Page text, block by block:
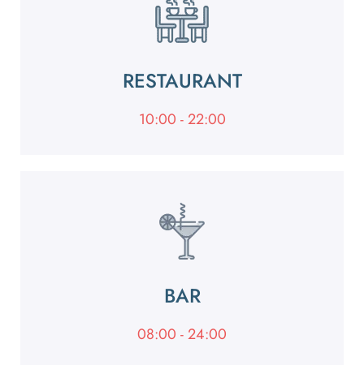
RESTAURANT
10:00 - 22:00
BAR
08:00 - 24:00